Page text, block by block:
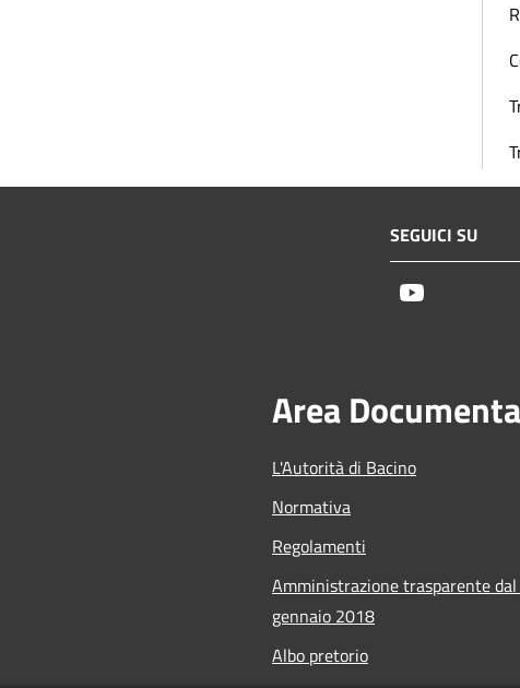
SEGUICI SU
Area
L'Autorità di Bacino
Normativa
Regolamenti
Amministrazione trasparente dal
gennaio 2018
Albo pretorio